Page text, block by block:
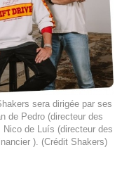
sera dirigée par ses
de Pedro (directeur des
Nico de Luís (directeur des
). (Crédit Shakers)